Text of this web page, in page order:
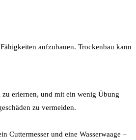
aufzubauen. Trockenbau kann
erlernen, und mit ein wenig Übung
zu vermeiden.
Cuttermesser und eine Wasserwaage –